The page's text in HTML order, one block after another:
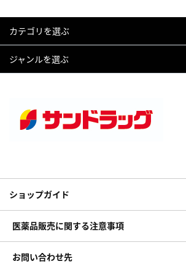
カテゴリを選ぶ
ジャンルを選ぶ
ショップガイド
医薬品販売に関する注意事項
お問い合わせ先